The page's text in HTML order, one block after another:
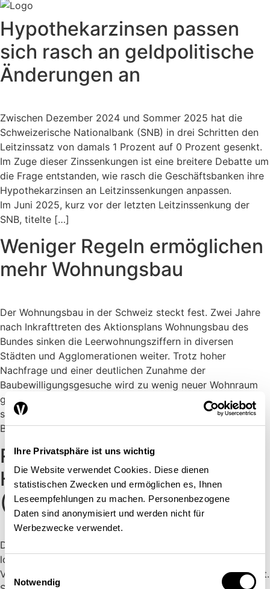
Ihre Privatsphäre ist uns wichtig
Die Website verwendet Cookies. Diese dienen
statistischen Zwecken und ermöglichen es, Ihnen
Leseempfehlungen zu machen. Personenbezogene
Daten sind anonymisiert und werden nicht für
Werbezwecke verwendet.
Notwendig
Hypothekarzinsen passen
sich rasch an geldpolitische
Änderungen an
Zwischen Dezember 2024 und Sommer 2025 hat die
Schweizerische Nationalbank (SNB) in drei Schritten den
Leitzinssatz von damals 1 Prozent auf 0 Prozent gesenkt.
Im Zuge dieser Zinssenkungen ist eine breitere Debatte um
die Frage entstanden, wie rasch die Geschäftsbanken ihre
Hypothekarzinsen an Leitzinssenkungen anpassen.
Im Juni 2025, kurz vor der letzten Leitzinssenkung der
SNB, titelte […]
Weniger Regeln ermöglichen
mehr Wohnungsbau
Der Wohnungsbau in der Schweiz steckt fest. Zwei Jahre
nach Inkrafttreten des Aktionsplans Wohnungsbau des
Bundes sinken die Leerwohnungsziffern in diversen
Städten und Agglomerationen weiter. Trotz hoher
Nachfrage und einer deutlichen Zunahme der
Baubewilligungsgesuche wird zu wenig neuer Wohnraum
geschaffen. Wichtige Gründe dafür sind einerseits die
stetig zunehmende Regulierungsdichte im Planungs- und
Baurecht: Dabei handelt […]
Regulierung im Schweizer
Hypothekarmarkt:
(Un)tragbar?
Die Finanzmarktaufsicht Finma wirft den Banken eine zu
lockere Kreditvergabe vor und droht mit neuen
Vorschriften. Im Zentrum steht die sogenannte Tragbarkeit.